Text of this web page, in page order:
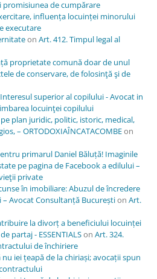
promisiunea de cumpărare
influența locuinței minorului
executare
on Art. 412. Timpul legal al
proprietate comună doar de unul
de conservare, de folosinţă şi de
superior al copilului - Avocat in
locuinţei copilului
plan juridic, politic, istoric, medical,
– ORTODOXIAÎNCATACOMBEon
primarul Daniel Băluță! Imaginile
pe pagina de Facebook a edilului –
private
în imobiliare: Abuzul de încredere
Avocat Consultanță Bucureștion Art.
la divorț a beneficiului locuinței
partaj - ESSENTIALSon Art. 324.
de închiriere
iei țeapă de la chiriași; avocații spun